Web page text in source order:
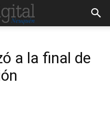
a la final de